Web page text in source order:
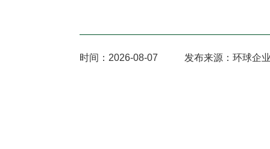
时间： 2026-08-07 发布来源：环球企